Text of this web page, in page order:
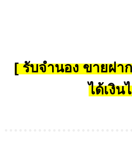
[ รับจำนอง ขายฝา
ได้เงิน